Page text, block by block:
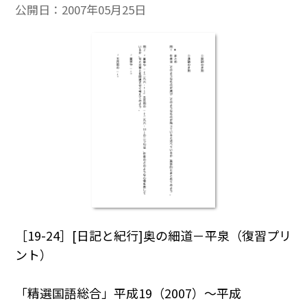
公開日： 2007年05月25日
［19-24］[日記と紀行]奥の細道－平泉（復習プリ
ント）
「精選国語総合」平成19（2007）～平成